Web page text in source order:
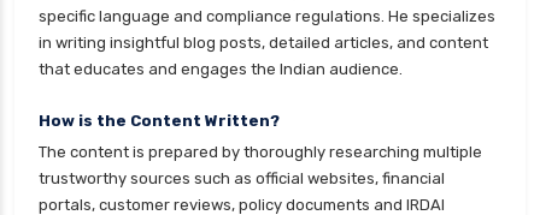
health insurance portability
health insurance premium calculator
health insurance pune
health insurance rajkot
health insurance renewal process
specific language and compliance regulations. He specializes
in writing insightful blog posts, detailed articles, and content
that educates and engages the Indian audience.
How is the Content Written?
The content is prepared by thoroughly researching multiple
trustworthy sources such as official websites, financial
portals, customer reviews, policy documents and IRDAI